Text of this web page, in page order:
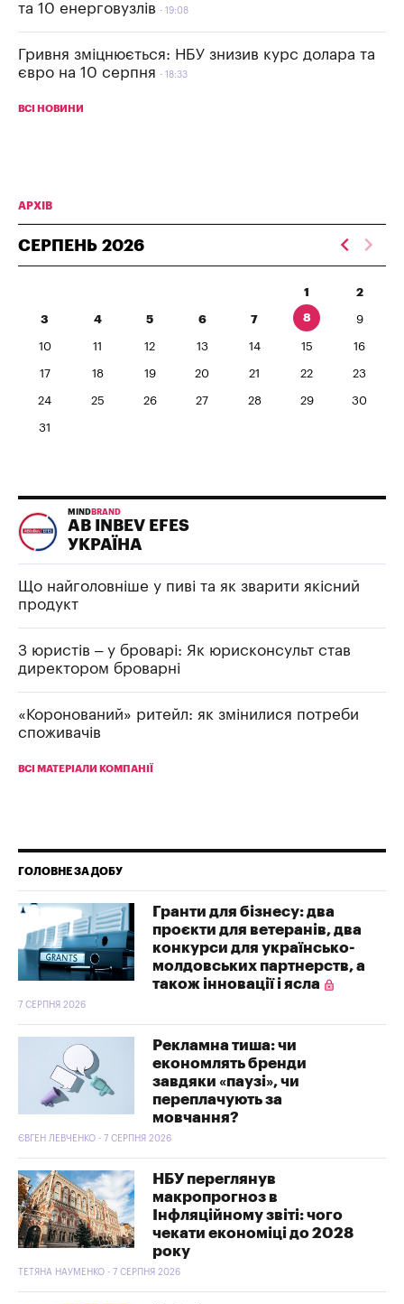
та 10 енерговузлів 19:08
Гривня зміцнюється: НБУ знизив курс долара та
євро на 10 серпня
18:33
ВСІ НОВИНИ
АРХІВ
СЕРПЕНЬ 2026
1 2
3 4 5 6 7 8 9
10 11 12 13 14 15 16
17 18 19 20 21 22 23
24 25 26 27 28 29 30
31
MIND BRAND
AB INBEV EFES
УКРАЇНА
Що найголовніше у пиві та як зварити якісний
продукт
З юристів – у броварі: Як юрисконсульт став
директором броварні
«Коронований» ритейл: як змінилися потреби
споживачів
ВСІ МАТЕРІАЛИ КОМПАНІЇ
ГОЛОВНЕ ЗА ДОБУ
Гранти для бізнесу: два
проєкти для ветеранів, два
конкурси для українсько-
молдовських партнерств, а
також інновації і ясла
7 СЕРПНЯ 2026
Рекламна тиша: чи
економлять бренди
завдяки «паузі», чи
переплачують за
мовчання?
ЄВГЕН ЛЕВЧЕНКО - 7 СЕРПНЯ 2026
НБУ переглянув
макропрогноз в
Інфляційному звіті: чого
чекати економіці до 2028
року
ТЕТЯНА НАУМЕНКО - 7 СЕРПНЯ 2026